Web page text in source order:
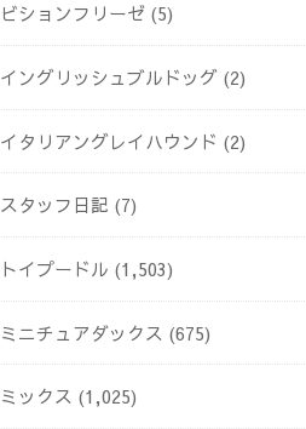
ビションフリーゼ (5)
イングリッシュブルドッグ (2)
イタリアングレイハウンド (2)
スタッフ日記 (7)
トイプードル (1,503)
ミニチュアダックス (675)
ミックス (1,025)